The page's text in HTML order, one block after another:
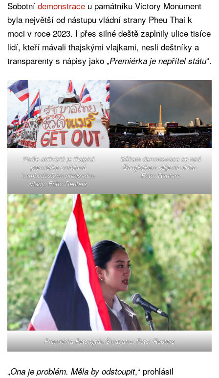
Sobotní demonstrace u památníku Victory Monument
byla největší od nástupu vládní strany Pheu Thai k
moci v roce 2023. I přes silné deště zaplnily ulice tisíce
lidí, kteří mávali thajskými vlajkami, nesli deštníky a
transparenty s nápisy jako „Premiérka je nepřítel státu“.
Podle aktivistů je thajská
premiérka ovládaná
kambodžským předsedou
vlády. Foto: Reuters
Během demonstrace se nad
Bangkokem objevila duha.
Foto: Reuters
Premiérka Petongtán Šinavatra. Foto: Reuters
„Ona je problém. Měla by odstoupit,“ prohlásil